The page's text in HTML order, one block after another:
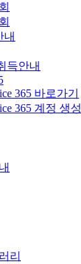
내
득안내
365 바로가기
365 계정 생성
리